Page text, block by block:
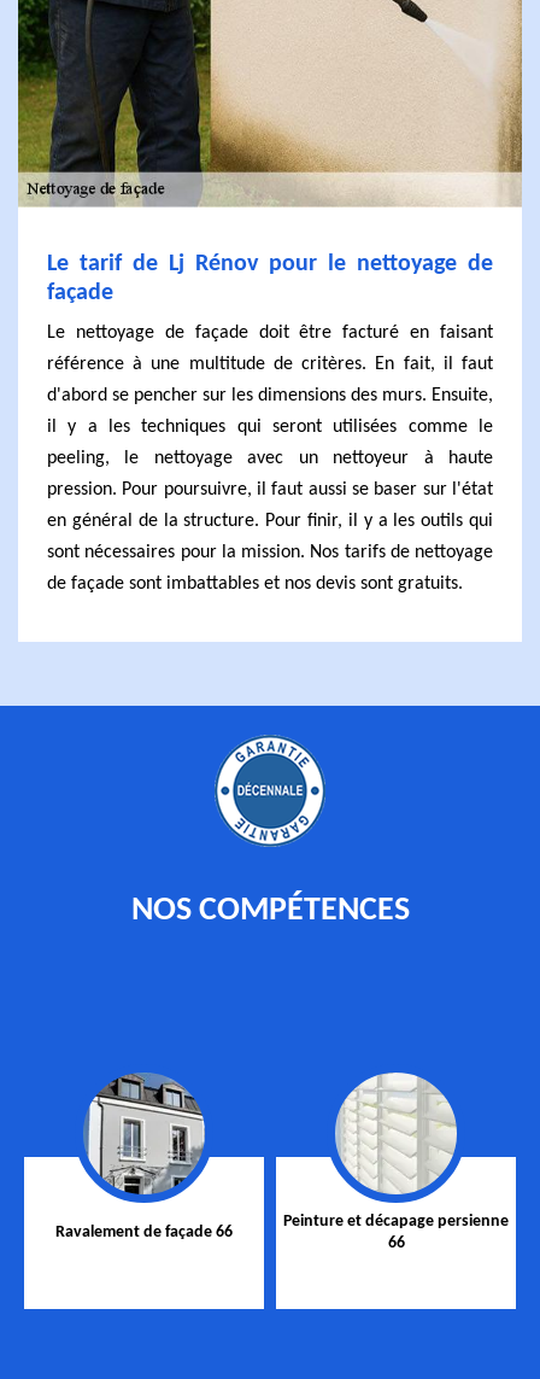
Le tarif de Lj Rénov pour le nettoyage de
façade
Le nettoyage de façade doit être facturé en faisant
référence à une multitude de critères. En fait, il faut
d'abord se pencher sur les dimensions des murs. Ensuite,
il y a les techniques qui seront utilisées comme le
peeling, le nettoyage avec un nettoyeur à haute
pression. Pour poursuivre, il faut aussi se baser sur l'état
en général de la structure. Pour finir, il y a les outils qui
sont nécessaires pour la mission. Nos tarifs de nettoyage
de façade sont imbattables et nos devis sont gratuits.
NOS COMPÉTENCES
Ravalement de façade 66
Peinture et décapage persienne
66